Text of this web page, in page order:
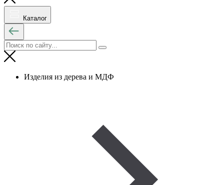
Каталог
Изделия из дерева и МДФ